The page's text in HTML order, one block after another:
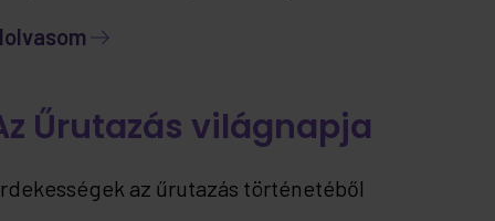
– ráadásul jelenleg kizárólag nálunk.
Űrutazás világnapja
az űrutazás történetéből